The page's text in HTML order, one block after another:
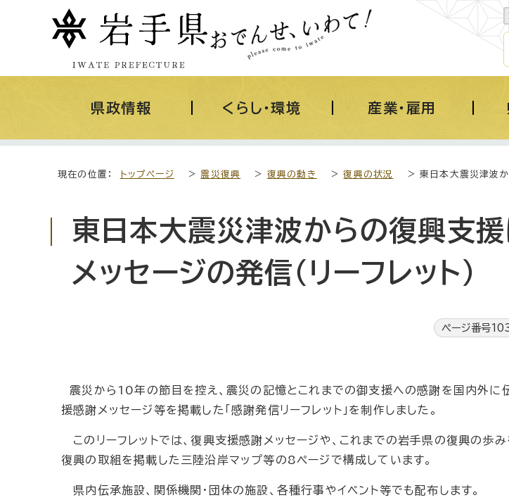
県政情報 くらし・環境 産業・雇用
現在の位置： トップページ > 震災復興 > 復興の動き >復興の状況 > 東日本大震災津波か
東日本大震災津波からの復興支
メッセージの発信（リーフレット）
ページ番号
震災から10年の節目を控え、震災の記憶とこれまでの御支援への感謝を国内外に
援感謝メッセージ等を掲載した「感謝発信リーフレット」を制作しました。
このリーフレットでは、復興支援感謝メッセージや、これまでの岩手県の復興の歩み
復興の取組を掲載した三陸沿岸マップ等の8ページで構成しています。
県内伝承施設、関係機関・団体の施設、各種行事やイベント等でも配布します。